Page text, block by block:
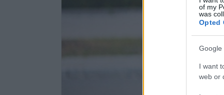
of my
was
Opted
Google
I want
web or